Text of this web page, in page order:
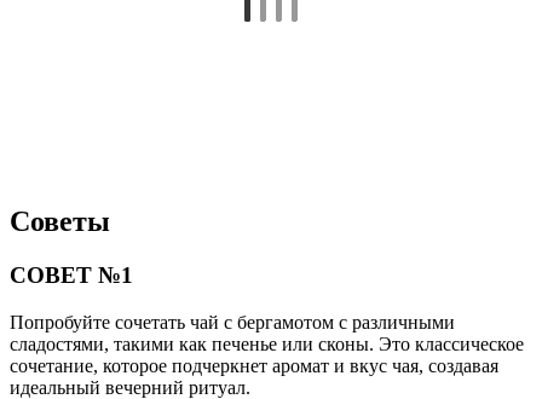
Советы
СОВЕТ №1
Попробуйте сочетать чай с бергамотом с различными
сладостями, такими как печенье или сконы. Это классическое
сочетание, которое подчеркнет аромат и вкус чая, создавая
идеальный вечерний ритуал.